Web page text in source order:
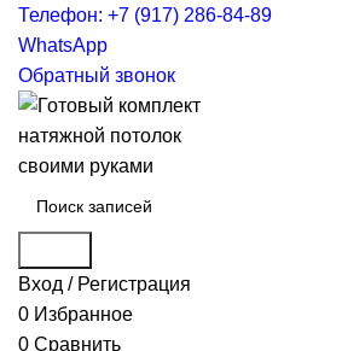
Телефон: +7 (917) 286-84-89
WhatsApp
Обратный звонок
Вход / Регистрация
0 Избранное
0 Сравнить